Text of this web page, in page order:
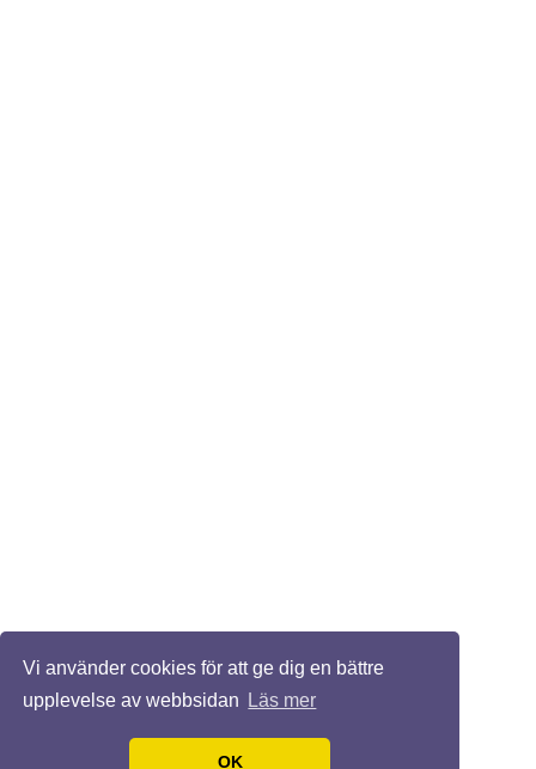
Vi använder cookies för att ge dig en bättre
upplevelse av webbsidan
Läs mer
OK